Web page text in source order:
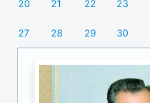
20 21 22 23
27 28 29 30